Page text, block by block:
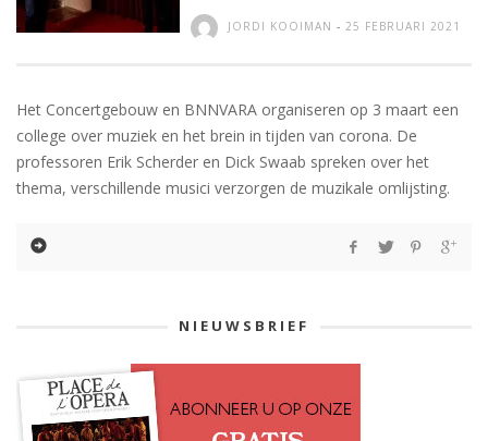
JORDI KOOIMAN - 25 FEBRUARI 2021
Het Concertgebouw en BNNVARA organiseren op 3 maart een
college over muziek en het brein in tijden van corona. De
professoren Erik Scherder en Dick Swaab spreken over het
thema, verschillende musici verzorgen de muzikale omlijsting.
NIEUWSBRIEF